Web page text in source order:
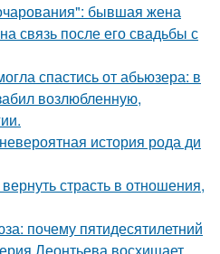
бывшая жена
связь после его свадьбы с
спастись от абьюзера: в
возлюбленную,
история рода ди
страсть в отношения,
почему пятидесятилетний